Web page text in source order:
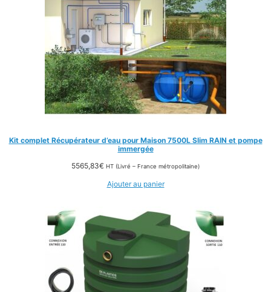
Kit complet Récupérateur d’eau pour Maison 7500L Slim RAIN et pompe
immergée
5565,83€ HT (Livré – France métropolitaine)
Ajouter au panier